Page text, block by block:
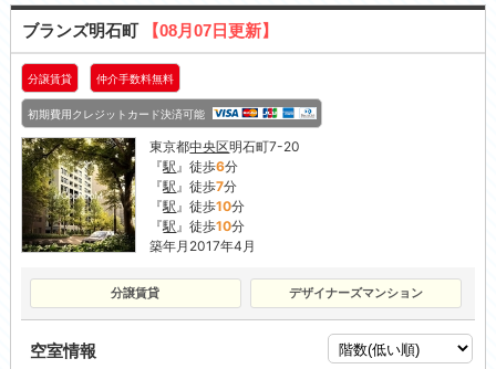
ブランズ明石町 【08月07日更新】
分譲賃貸 仲介手数料無料
初期費用クレジットカード決済可能
東京都中央区明石町7-20
『駅』徒歩6分
『駅』徒歩7分
『駅』徒歩10分
『駅』徒歩10分
築年月2017年4月
分譲賃貸 デザイナーズマンション
空室情報